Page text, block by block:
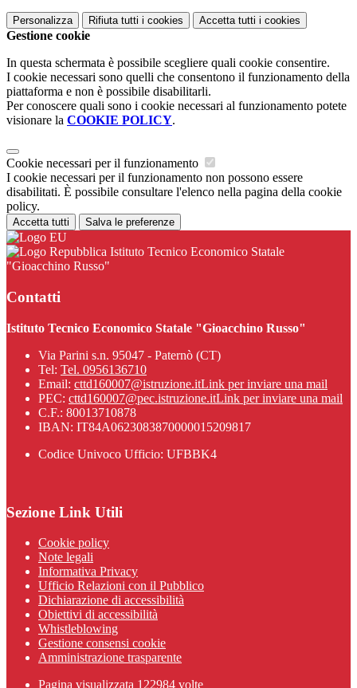
Personalizza Rifiuta tutti i cookies Accetta tutti i cookies
Gestione cookie
In questa schermata è possibile scegliere quali cookie consentire.
I cookie necessari sono quelli che consentono il funzionamento della
piattaforma e non è possibile disabilitarli.
Per conoscere quali sono i cookie necessari al funzionamento potete
visionare la COOKIE POLICY.
Cookie necessari per il funzionamento
I cookie necessari per il funzionamento non possono essere
disabilitati. È possibile consultare l'elenco nella pagina della cookie
policy.
Accetta tutti Salva le preferenze
Istituto Tecnico Economico Statale
"Gioacchino Russo"
Contatti
Istituto Tecnico Economico Statale "Gioacchino Russo"
Via Parini s.n. 95047 - Paternò (CT)
Tel: Tel. 0956136710
Email: cttd160007@istruzione.itLink per inviare una mail
PEC: cttd160007@pec.istruzione.itLink per inviare una mail
C.F.: 80013710878
IBAN: IT84A0623083870000015209817
Codice Univoco Ufficio: UFBBK4
Sezione Link Utili
Cookie policy
Note legali
Informativa Privacy
Ufficio Relazioni con il Pubblico
Dichiarazione di accessibilità
Obiettivi di accessibilità
Whistleblowing
Gestione consensi cookie
Amministrazione trasparente
Pagina visualizzata 122984 volte